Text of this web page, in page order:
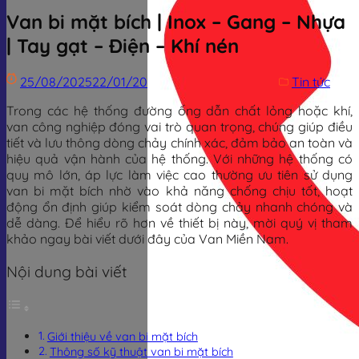
Van bi mặt bích | Inox – Gang – Nhựa
| Tay gạt – Điện – Khí nén
25/08/202522/01/2026
Tin tức
Trong các hệ thống đường ống dẫn chất lỏng hoặc khí,
van công nghiệp đóng vai trò quan trọng, chúng giúp điều
tiết và lưu thông dòng chảy chính xác, đảm bảo an toàn và
hiệu quả vận hành của hệ thống. Với những hệ thống có
quy mô lớn, áp lực làm việc cao thường ưu tiên sử dụng
van bi mặt bích nhờ vào khả năng chống chịu tốt, hoạt
động ổn định giúp kiểm soát dòng chảy nhanh chóng và
dễ dàng. Để hiểu rõ hơn về thiết bị này, mời quý vị tham
khảo ngay bài viết dưới đây của Van Miền Nam.
Nội dung bài viết
Giới thiệu về van bi mặt bích
Thông số kỹ thuật van bi mặt bích